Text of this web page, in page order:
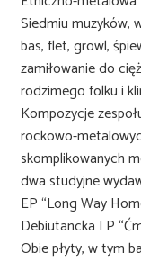
Siedmiu muzyków,
bas, flet, growl,
zamiłowanie do
rodzimego folku i
Kompozycje
rockowo-
skomplikowanych
dwa studyjne
EP “Long Way
Debiutancka LP
Obie płyty, w tym